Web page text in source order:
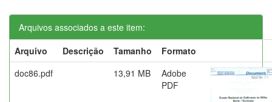
Arquivos associados a este item:
Arquivo
Descrição Tamanho
Formato
doc86.pdf
13,91 MB
Adobe
PDF